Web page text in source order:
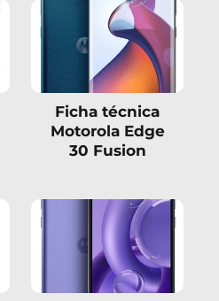
Ficha técnica
Motorola Edge
30 Fusion